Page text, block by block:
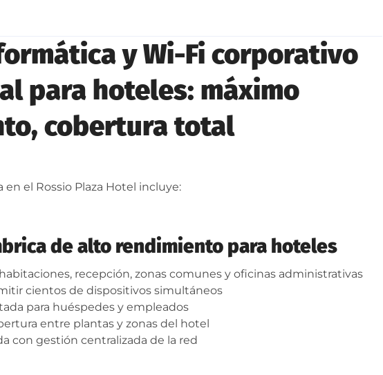
y Wi-Fi corporativo
para hoteles: máximo
cobertura total
en el Rossio Plaza Hotel incluye:
de alto rendimiento para hoteles
recepción, zonas comunes y oficinas administrativas
cientos de dispositivos simultáneos
para huéspedes y empleados
entre plantas y zonas del hotel
con gestión centralizada de la red